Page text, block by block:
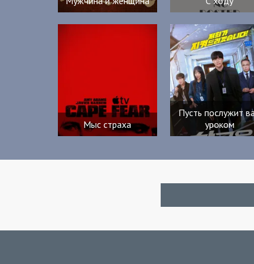
Мыс страха
Пусть послужит
уроком